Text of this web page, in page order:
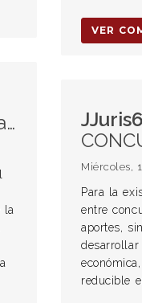
VER
la
Miércoles,
Para la
entre
aportes,
desarrollar
reducible